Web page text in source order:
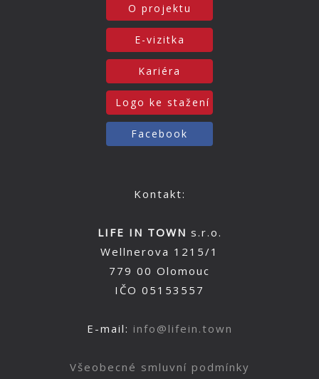
O projektu
E-vizitka
Kariéra
Logo ke stažení
Facebook
Kontakt:
LIFE IN TOWN s.r.o.
Wellnerova 1215/1
779 00 Olomouc
IČO 05153557
E-mail: info@lifein.town
Všeobecné smluvní podmínky